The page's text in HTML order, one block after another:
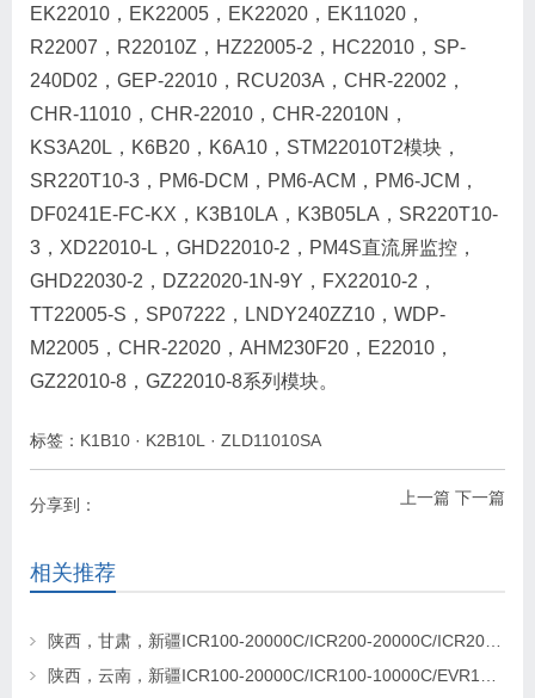
EK22010，EK22005，EK22020，EK11020，
R22007，R22010Z，HZ22005-2，HC22010，SP-
240D02，GEP-22010，RCU203A，CHR-22002，
CHR-11010，CHR-22010，CHR-22010N，
KS3A20L，K6B20，K6A10，STM22010T2模块，
SR220T10-3，PM6-DCM，PM6-ACM，PM6-JCM，
DF0241E-FC-KX，K3B10LA，K3B05LA，SR220T10-
3，XD22010-L，GHD22010-2，PM4S直流屏监控，
GHD22030-2，DZ22020-1N-9Y，FX22010-2，
TT22005-S，SP07222，LNDY240ZZ10，WDP-
M22005，CHR-22020，AHM230F20，E22010，
GZ22010-8，GZ22010-8系列模块。
标签： K1B10 · K2B10L · ZLD11010SA
上一篇 下一篇
分享到：
相关推荐
陕西，甘肃，新疆ICR100-20000C/ICR200-20000C/ICR200-20000C充电桩模块更换维修
陕西，云南，新疆ICR100-20000C/ICR100-10000C/EVR100-10000充电模块更换及维修